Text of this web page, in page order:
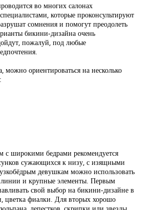
во многих салонах
которые проконсультируют
сомнения и помогут преодолеть
бикини-дизайна очень
пожалуй, под любые
можно ориентироваться на несколько
с широкими бедрами рекомендуется
сужающихся к низу, с изящными
девушкам можно использовать
и крупные элементы. Первым
свой выбор на бикини-дизайне в
цветка фиалки. Для вторых хорошо